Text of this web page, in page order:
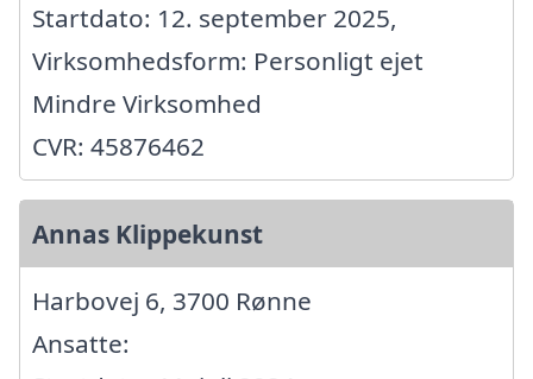
Startdato: 12. september 2025,
Virksomhedsform: Personligt ejet
Mindre Virksomhed
CVR: 45876462
Annas Klippekunst
Harbovej 6, 3700 Rønne
Ansatte: